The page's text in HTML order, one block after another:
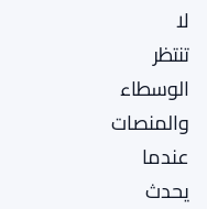
لا
تنتظر
الوسطاء
والمنصات
عندما
يحدث